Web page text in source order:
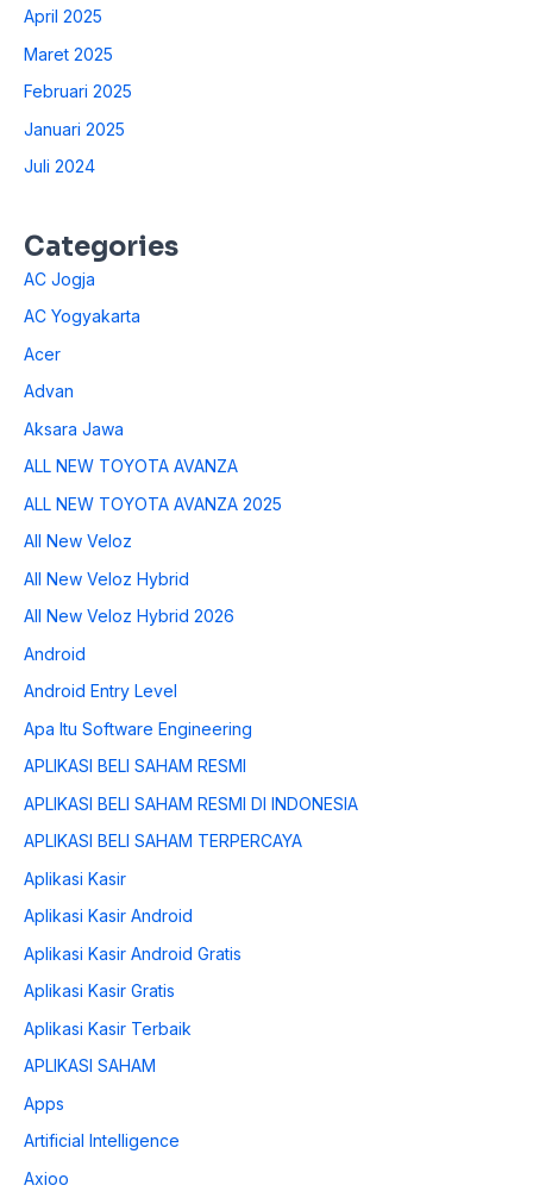
April 2025
Maret 2025
Februari 2025
Januari 2025
Juli 2024
Categories
AC Jogja
AC Yogyakarta
Acer
Advan
Aksara Jawa
ALL NEW TOYOTA AVANZA
ALL NEW TOYOTA AVANZA 2025
All New Veloz
All New Veloz Hybrid
All New Veloz Hybrid 2026
Android
Android Entry Level
Apa Itu Software Engineering
APLIKASI BELI SAHAM RESMI
APLIKASI BELI SAHAM RESMI DI INDONESIA
APLIKASI BELI SAHAM TERPERCAYA
Aplikasi Kasir
Aplikasi Kasir Android
Aplikasi Kasir Android Gratis
Aplikasi Kasir Gratis
Aplikasi Kasir Terbaik
APLIKASI SAHAM
Apps
Artificial Intelligence
Axioo